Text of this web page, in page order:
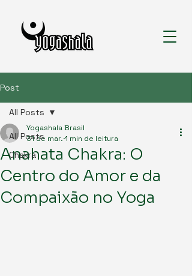
Post
All Posts
Chakra
All Posts
Anahata Chakra: O
Centro do Amor e da
Compaixão no Yoga
Yogashala Brasil
31 de mar. 1 min de leitura